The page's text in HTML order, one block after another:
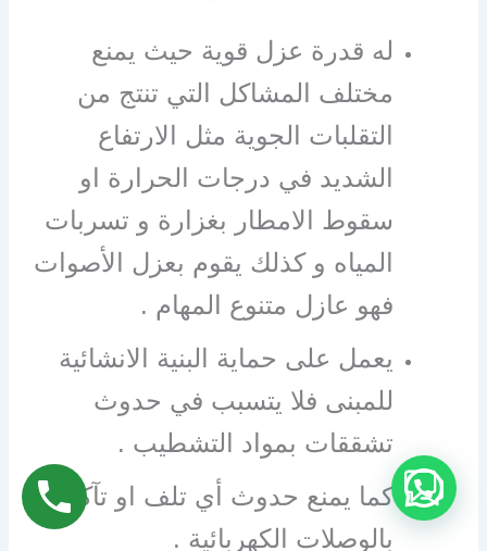
له قدرة عزل قوية حيث يمنع
مختلف المشاكل التي تنتج من
التقلبات الجوية مثل الارتفاع
الشديد في درجات الحرارة او
سقوط الامطار بغزارة و تسربات
المياه و كذلك يقوم بعزل الأصوات
فهو عازل متنوع المهام .
يعمل على حماية البنية الانشائية
للمبنى فلا يتسبب في حدوث
تشققات بمواد التشطيب .
كما يمنع حدوث أي تلف او تآكل
بالوصلات الكهربائية .